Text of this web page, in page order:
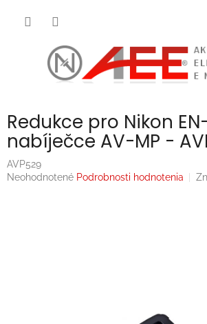
Redukce pro Nikon EN-
nabíječce AV-MP -
AVP529
Priemerné
Neohodnotené Podrobnosti hodnotenia